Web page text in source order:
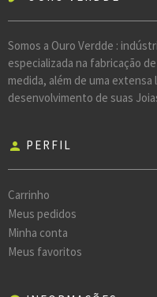
Somos a Ouro Verdde :
especializada na fabricação
medida, além de uma extensa
desenvolvimento de suas
person PERFIL
Carrinho
Meus pedidos
Minha conta
Meus favoritos